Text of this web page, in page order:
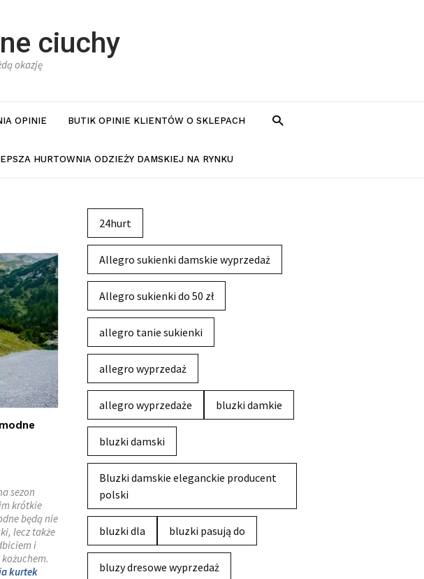
ciuchy
okazję
OPINIE BUTIK OPINIE KLIENTÓW O SKLEPACH
HURTOWNIA ODZIEŻY DAMSKIEJ NA RYNKU
sezon
krótkie
będą nie
lecz także
i
kurtek
24hurt
Allegro sukienki damskie wyprzedaż
Allegro sukienki do 50 zł
allegro tanie sukienki
allegro wyprzedaż
allegro wyprzedaże bluzki damkie
bluzki damski
Bluzki damskie eleganckie producent
polski
bluzki dla bluzki pasują do
bluzy dresowe wyprzedaż